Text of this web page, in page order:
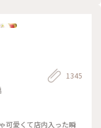
1345
可愛くて店内入った瞬